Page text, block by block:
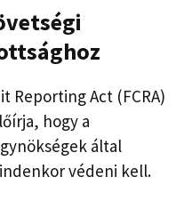
Reporting Act (FCRA)
hogy a
által
védeni kell.